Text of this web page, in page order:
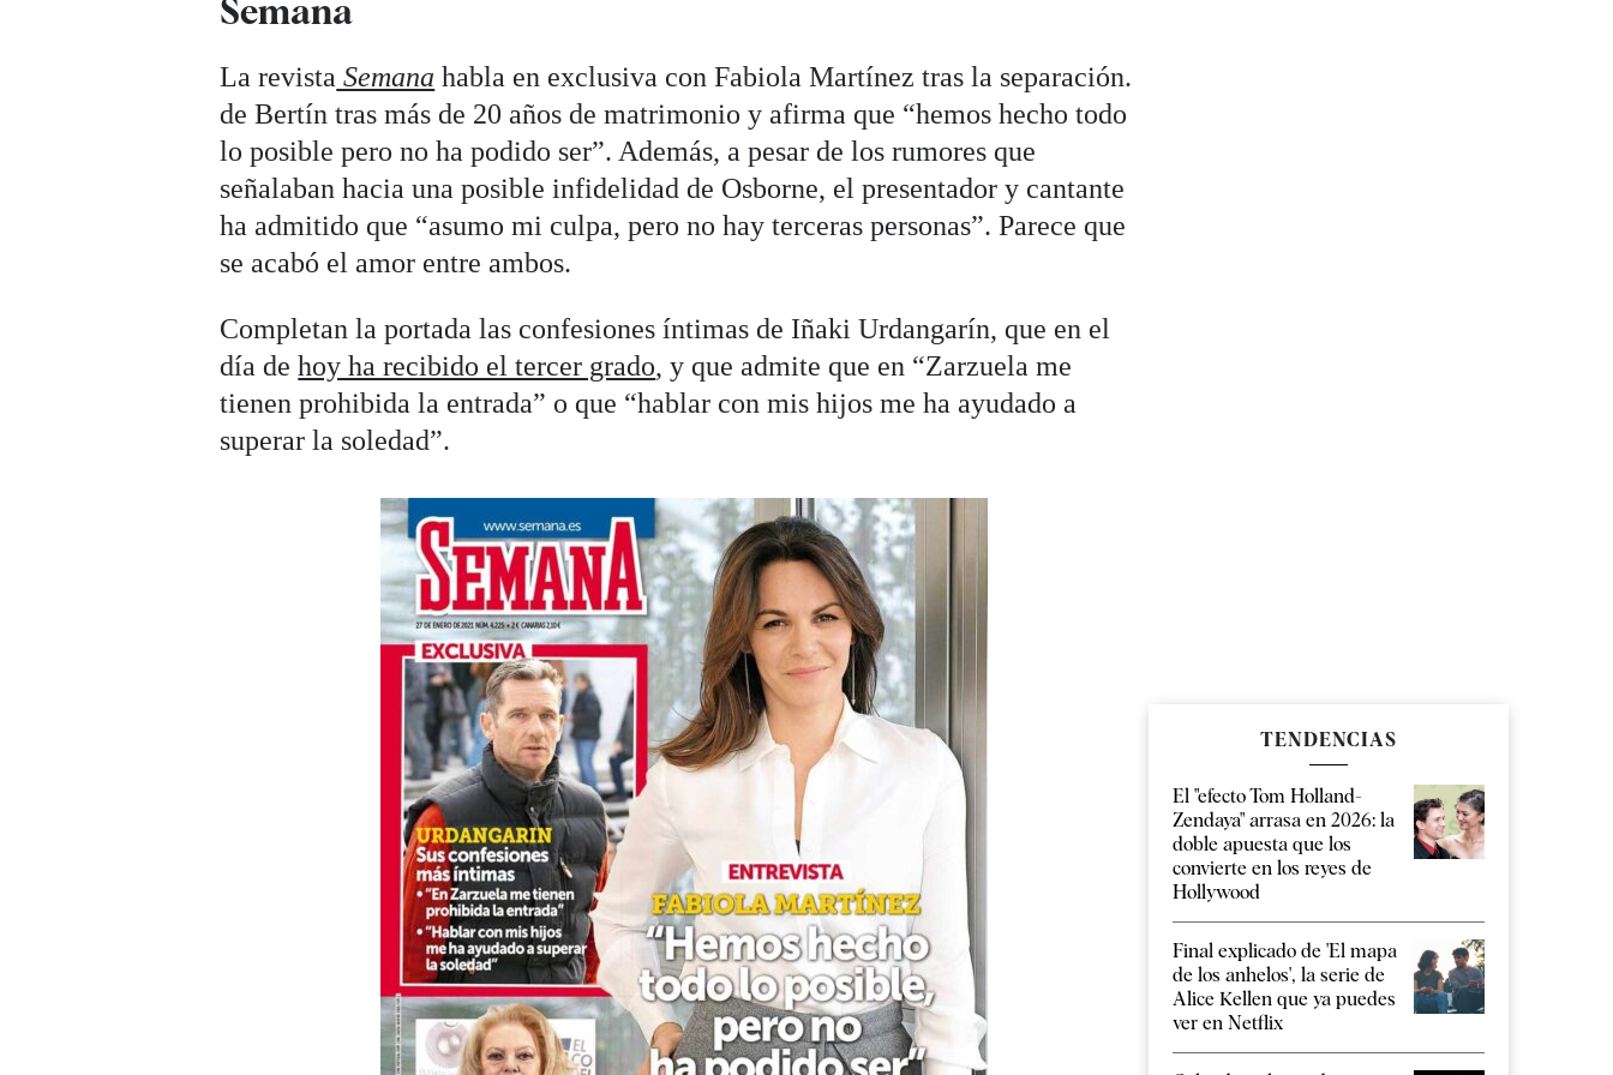
Semana
La revista Semana habla en exclusiva con Fabiola Martínez tras la separación.
de Bertín tras más de 20 años de matrimonio y afirma que “hemos hecho todo
lo posible pero no ha podido ser”. Además, a pesar de los rumores que
señalaban hacia una posible infidelidad de Osborne, el presentador y cantante
ha admitido que “asumo mi culpa, pero no hay terceras personas”. Parece que
se acabó el amor entre ambos.
Completan la portada las confesiones íntimas de Iñaki Urdangarín, que en el
día dehoy ha recibido el tercer grado, y que admite que en “Zarzuela me
tienen prohibida la entrada” o que “hablar con mis hijos me ha ayudado a
superar la soledad”.
TENDENCIAS
El "efecto Tom Holland-
Zendaya" arrasa en 2026: la
doble apuesta que los
convierte en los reyes de
Hollywood
Final explicado de 'El mapa
de los anhelos', la serie de
Alice Kellen que ya puedes
ver en Netflix